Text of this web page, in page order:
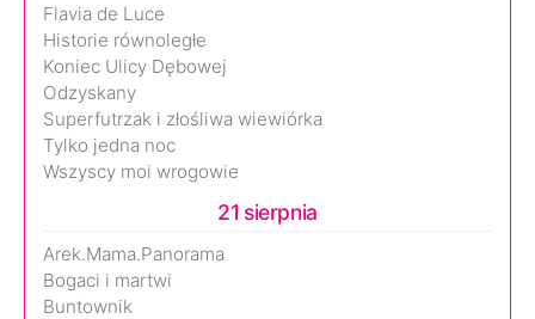
Flavia de Luce
Historie równoległe
Koniec Ulicy Dębowej
Odzyskany
Superfutrzak i złośliwa wiewiórka
Tylko jedna noc
Wszyscy moi wrogowie
21 sierpnia
Arek.Mama.Panorama
Bogaci i martwi
Buntownik